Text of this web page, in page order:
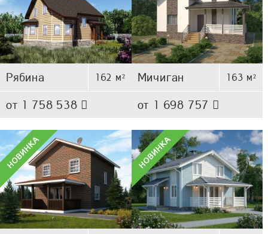
Рябина 162 м²
от 1 758 538
Мичиган 163 м²
от 1 698 757